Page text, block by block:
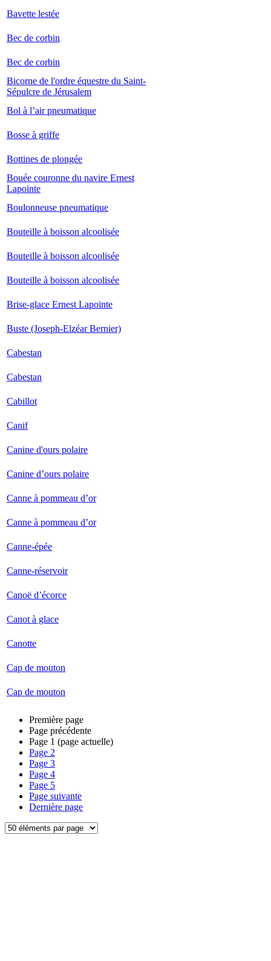
Bavette lestée
Bec de corbin
Bec de corbin
Bicorne de l'ordre équestre du Saint-
Sépulcre de Jérusalem
Bol à l’air pneumatique
Bosse à griffe
Bottines de plongée
Bouée couronne du navire Ernest
Lapointe
Boulonneuse pneumatique
Bouteille à boisson alcoolisée
Bouteille à boisson alcoolisée
Bouteille à boisson alcoolisée
Brise-glace Ernest Lapointe
Buste (Joseph-Elzéar Bernier)
Cabestan
Cabestan
Cabillot
Canif
Canine d'ours polaire
Canine d’ours polaire
Canne à pommeau d’or
Canne à pommeau d’or
Canne-épée
Canne-réservoir
Canoë d’écorce
Canot à glace
Canotte
Cap de mouton
Cap de mouton
Première page
Page précédente
Page 1 (page actuelle)
Page 2
Page 3
Page 4
Page 5
Page suivante
Dernière page